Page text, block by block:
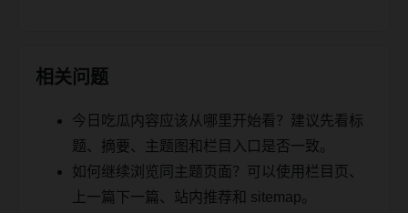
相关问题
今日吃瓜内容应该从哪里开始看？建议先看标
题、摘要、主题图和栏目入口是否一致。
如何继续浏览同主题页面？可以使用栏目页、
上一篇下一篇、站内推荐和 sitemap。